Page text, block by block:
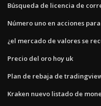
Búsqueda de licencia de
Número uno en acciones
¿el mercado de valores se
Precio del oro hoy uk
Plan de rebaja de
Kraken nuevo listado de